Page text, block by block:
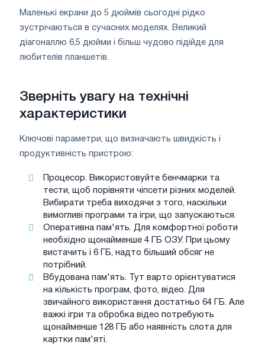
Маленькі екрани до 5 дюймів сьогодні рідко
зустрічаються в сучасних моделях. Великий
діагоналлю 6,5 дюйми і більш чудово підійде для
любителів планшетів.
Зверніть увагу на технічні
характеристики
Ключові параметри, що визначають швидкість і
продуктивність пристрою:
Процесор. Використовуйте бенчмарки та
тести, щоб порівняти чіпсети різних моделей.
Вибирати треба виходячи з того, наскільки
вимогливі програми та ігри, що запускаються.
Оперативна пам'ять. Для комфортної роботи
необхідно щонайменше 4 ГБ ОЗУ. При цьому
вистачить і 6 ГБ, надто більший обсяг не
потрібний.
Вбудована пам'ять. Тут варто орієнтуватися
на кількість програм, фото, відео. Для
звичайного використання достатньо 64 ГБ. Але
важкі ігри та обробка відео потребують
щонайменше 128 ГБ або наявність слота для
картки пам'яті.